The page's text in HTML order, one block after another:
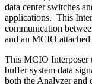
data center switches
applications. This
communication
and an MCIO
This MCIO Interposer
buffer system data
both the Analyzer and